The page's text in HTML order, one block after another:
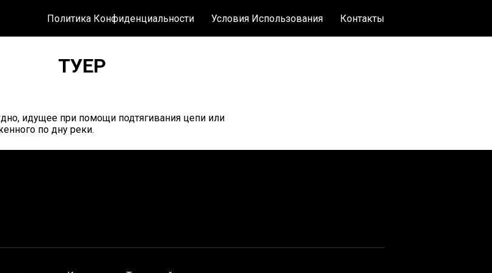
Политика Конфиденциальности Условия Использования Контакты
ТУЕР
идущее при помощи подтягивания цепи или
по дну реки.